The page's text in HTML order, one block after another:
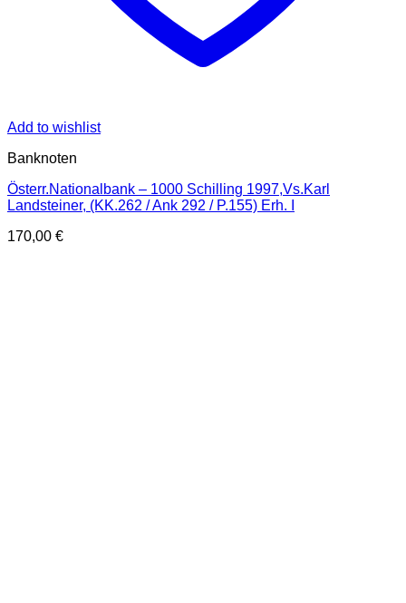
Add to wishlist
Banknoten
Österr.Nationalbank – 1000 Schilling 1997,Vs.Karl
Landsteiner, (KK.262 / Ank 292 / P.155) Erh. I
170,00 €